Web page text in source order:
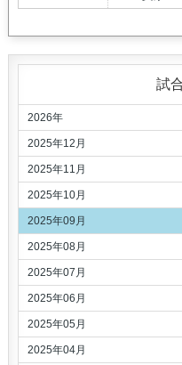
試
2026年
2025年12月
2025年11月
2025年10月
2025年09月
2025年08月
2025年07月
2025年06月
2025年05月
2025年04月